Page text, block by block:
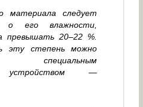
материала следует
о его влажности,
превышать 20–22 %.
эту степень можно
специальным
устройством —